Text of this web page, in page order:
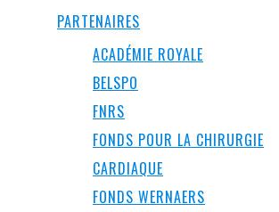
PARTENAIRES
ACADÉMIE ROYALE
BELSPO
FNRS
FONDS POUR LA CHIRURGIE
CARDIAQUE
FONDS WERNAERS